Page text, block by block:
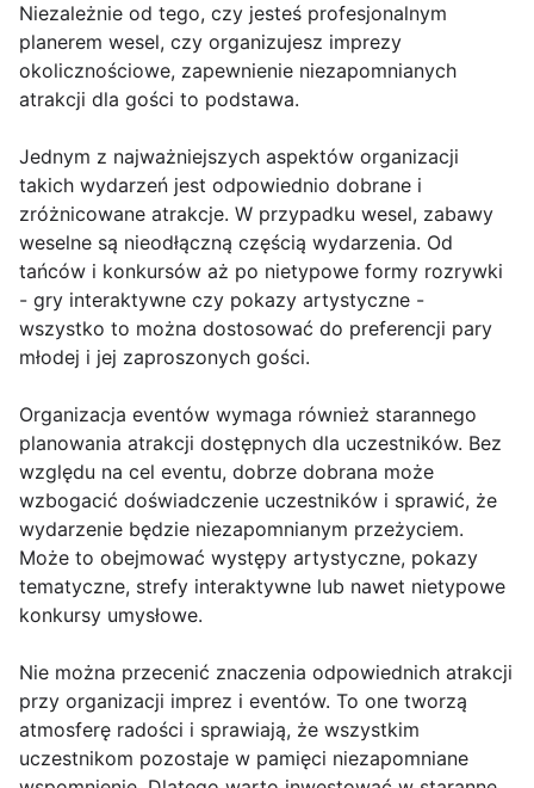
Niezależnie od tego, czy jesteś profesjonalnym
planerem wesel, czy organizujesz imprezy
okolicznościowe, zapewnienie niezapomnianych
atrakcji dla gości to podstawa.
Jednym z najważniejszych aspektów organizacji
takich wydarzeń jest odpowiednio dobrane i
zróżnicowane atrakcje. W przypadku wesel, zabawy
weselne są nieodłączną częścią wydarzenia. Od
tańców i konkursów aż po nietypowe formy rozrywki
- gry interaktywne czy pokazy artystyczne -
wszystko to można dostosować do preferencji pary
młodej i jej zaproszonych gości.
Organizacja eventów wymaga również starannego
planowania atrakcji dostępnych dla uczestników. Bez
względu na cel eventu, dobrze dobrana może
wzbogacić doświadczenie uczestników i sprawić, że
wydarzenie będzie niezapomnianym przeżyciem.
Może to obejmować występy artystyczne, pokazy
tematyczne, strefy interaktywne lub nawet nietypowe
konkursy umysłowe.
Nie można przecenić znaczenia odpowiednich atrakcji
przy organizacji imprez i eventów. To one tworzą
atmosferę radości i sprawiają, że wszystkim
uczestnikom pozostaje w pamięci niezapomniane